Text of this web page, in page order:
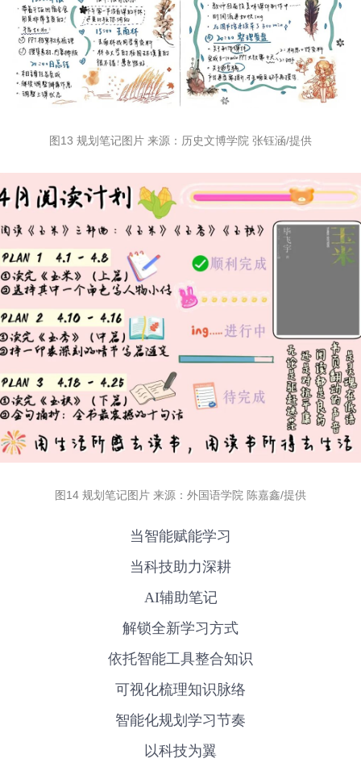
图13 规划笔记图片 来源：历史文博学院 张钰涵/提供
图14 规划笔记图片 来源：外国语学院 陈嘉鑫/提供
当智能赋能学习
当科技助力深耕
AI辅助笔记
解锁全新学习方式
依托智能工具整合知识
可视化梳理知识脉络
智能化规划学习节奏
以科技为翼